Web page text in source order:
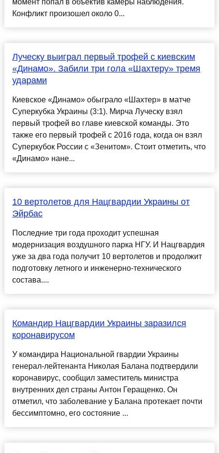
момент попал в объектив камеры наблюдения.
Конфликт произошел около 0...
Луческу выиграл первый трофей с киевским
«Динамо». Забили три гола «Шахтеру» тремя
ударами
Киевское «Динамо» обыграло «Шахтер» в матче
Суперкубка Украины (3:1). Мирча Луческу взял
первый трофей во главе киевской команды. Это
также его первый трофей с 2016 года, когда он взял
Суперкубок России с «Зенитом». Стоит отметить, что
«Динамо» нане...
10 вертолетов для Нацгвардии Украины от
Эйрбас
Последние три года проходит успешная
модернизация воздушного парка НГУ. И Нацгвардия
уже за два года получит 10 вертолетов и продолжит
подготовку летного и инженерно-технического
состава....
Командир Нацгвардии Украины заразился
коронавирусом
У командира Национальной гвардии Украины
генерал-лейтенанта Николая Балана подтвердили
коронавирус, сообщил заместитель министра
внутренних дел страны Антон Геращенко. Он
отметил, что заболевание у Балана протекает почти
бессимптомно, его состояние ...